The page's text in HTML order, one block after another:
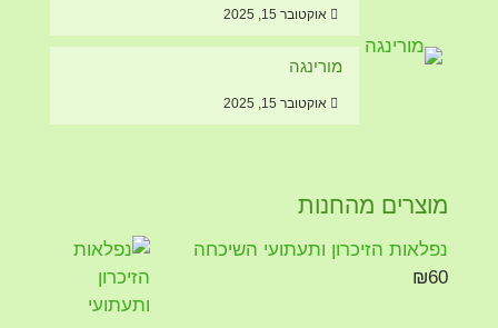
אוקטובר 15, 2025
מורינגה
אוקטובר 15, 2025
מוצרים מהחנות
נפלאות הזיכרון ותעתועי השיכחה
₪60